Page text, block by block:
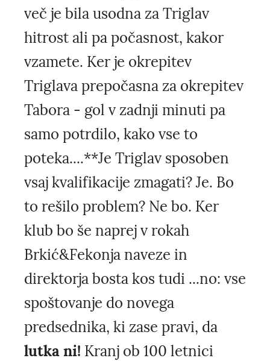
več je bila usodna za Triglav
hitrost ali pa počasnost, kakor
vzamete. Ker je okrepitev
Triglava prepočasna za okrepitev
Tabora - gol v zadnji minuti pa
samo potrdilo, kako vse to
poteka....**Je Triglav sposoben
vsaj kvalifikacije zmagati? Je. Bo
to rešilo problem? Ne bo. Ker
klub bo še naprej v rokah
Brkić&Fekonja naveze in
direktorja bosta kos tudi ...no: vse
spoštovanje do novega
predsednika, ki zase pravi, da
lutka ni! Kranj ob 100 letnici